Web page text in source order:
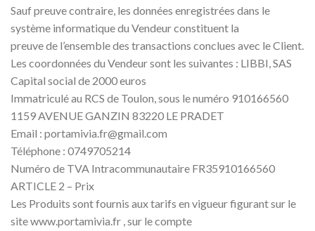
Sauf preuve contraire, les données enregistrées dans le
système informatique du Vendeur constituent la
preuve de l’ensemble des transactions conclues avec le Client.
Les coordonnées du Vendeur sont les suivantes : LIBBI, SAS
Capital social de 2000 euros
Immatriculé au RCS de Toulon, sous le numéro 910166560
1159 AVENUE GANZIN 83220 LE PRADET
Email : portamivia.fr@gmail.com
Téléphone : 0749705214
Numéro de TVA Intracommunautaire FR35910166560
ARTICLE 2 – Prix
Les Produits sont fournis aux tarifs en vigueur figurant sur le
site www.portamivia.fr , sur le compte